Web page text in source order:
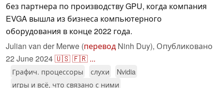
без партнера по производству GPU, когда компания
EVGA вышла из бизнеса компьютерного
оборудования в конце 2022 года.
Julian van der Merwe (перевод Ninh Duy), Опубликовано
22 June 2024🇺🇸🇫🇷 ...
Графич. процессоры слухи
Nvidia
игры и всё, что связано с ними